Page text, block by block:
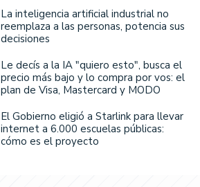
La inteligencia artificial industrial no
reemplaza a las personas, potencia sus
decisiones
Le decís a la IA "quiero esto", busca el
precio más bajo y lo compra por vos: el
plan de Visa, Mastercard y MODO
El Gobierno eligió a Starlink para llevar
internet a 6.000 escuelas públicas:
cómo es el proyecto